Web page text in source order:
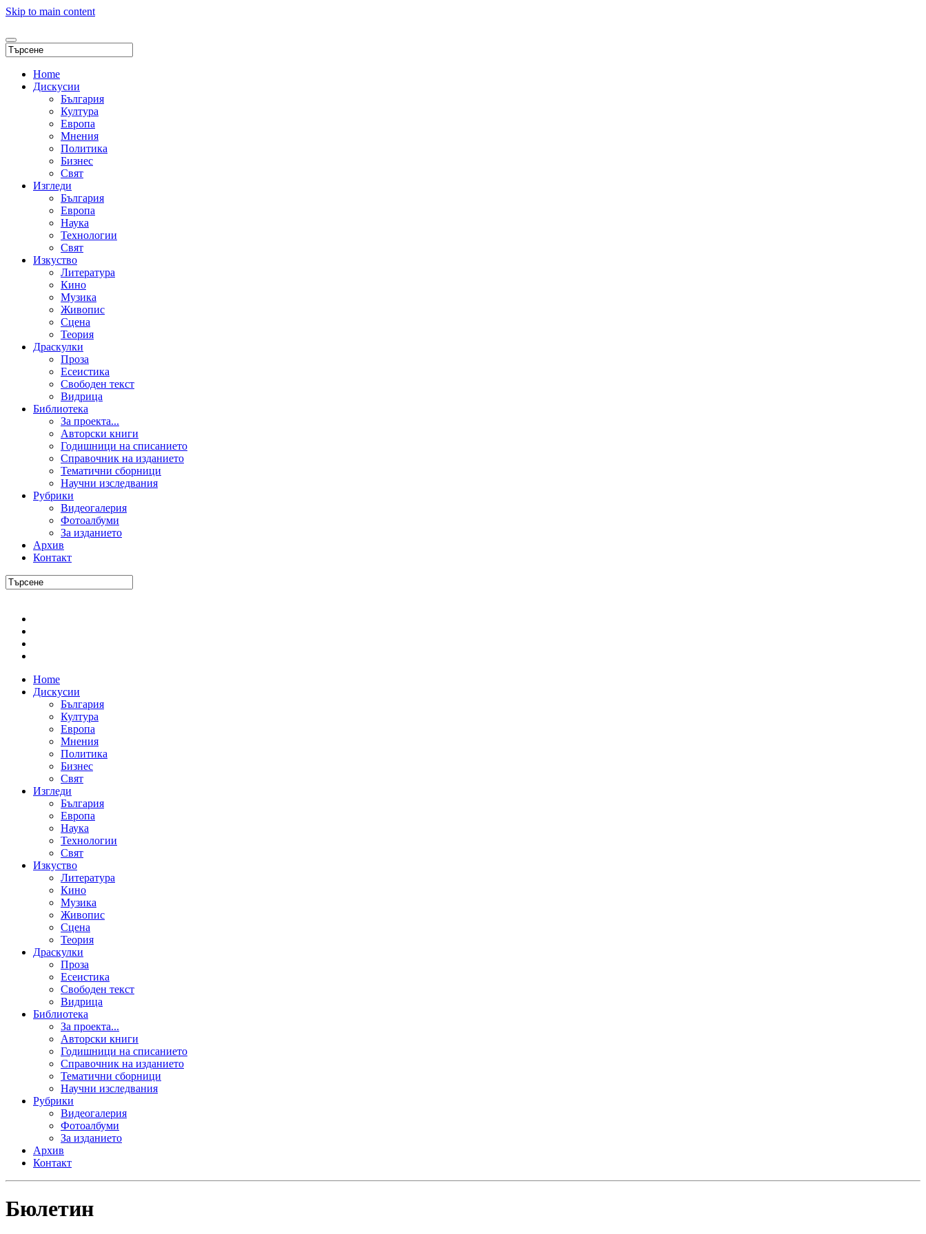
Skip to main content
Home
Дискусии
България
Култура
Европа
Мнения
Политика
Бизнес
Свят
Изгледи
България
Европа
Наука
Технологии
Свят
Изкуство
Литература
Кино
Музика
Живопис
Сцена
Теория
Драскулки
Проза
Есеистика
Свободен текст
Видрица
Библиотека
За проекта...
Авторски книги
Годишници на списанието
Справочник на изданието
Тематични сборници
Научни изследвания
Рубрики
Видеогалерия
Фотоалбуми
За изданието
Архив
Контакт
Home
Дискусии
България
Култура
Европа
Мнения
Политика
Бизнес
Свят
Изгледи
България
Европа
Наука
Технологии
Свят
Изкуство
Литература
Кино
Музика
Живопис
Сцена
Теория
Драскулки
Проза
Есеистика
Свободен текст
Видрица
Библиотека
За проекта...
Авторски книги
Годишници на списанието
Справочник на изданието
Тематични сборници
Научни изследвания
Рубрики
Видеогалерия
Фотоалбуми
За изданието
Архив
Контакт
Бюлетин